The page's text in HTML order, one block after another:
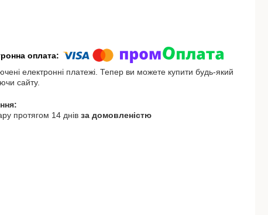
електронні платежі. Тепер ви можете купити будь-який
сайту.
протягом 14 днів за домовленістю